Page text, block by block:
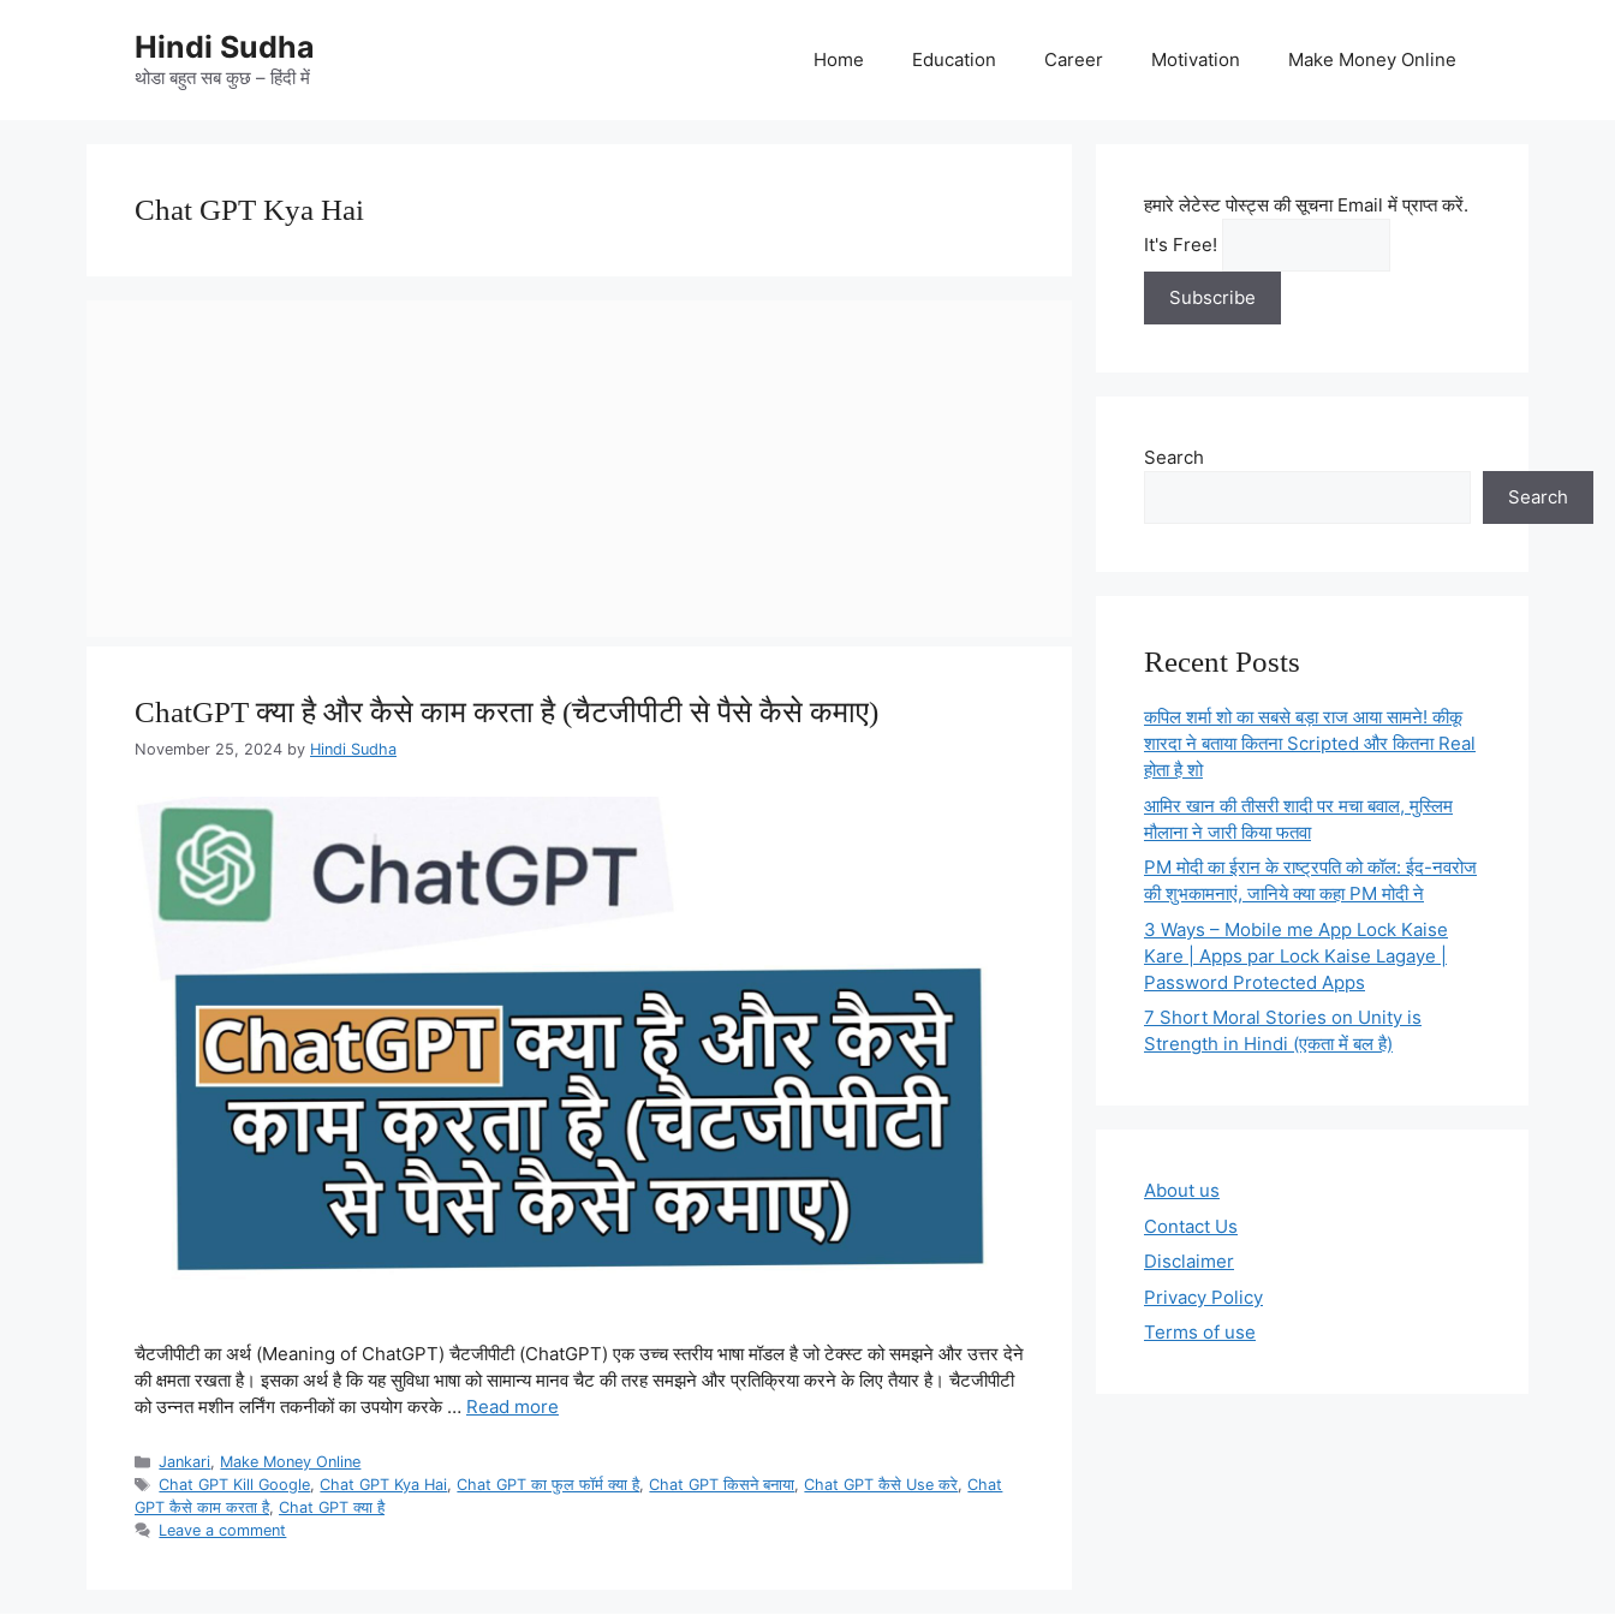
Hindi Sudha
थोडा बहुत सब कुछ – हिंदी में
Home Education Career Motivation Make Money Online
Chat GPT Kya Hai
ChatGPT क्या है और कैसे काम करता है (चैटजीपीटी से पैसे कैसे कमाए)
November 25, 2024 by Hindi Sudha
चैटजीपीटी का अर्थ (Meaning of ChatGPT) चैटजीपीटी (ChatGPT) एक उच्च स्तरीय भाषा मॉडल है जो टेक्स्ट को समझने और उत्तर देने
की क्षमता रखता है। इसका अर्थ है कि यह सुविधा भाषा को सामान्य मानव चैट की तरह समझने और प्रतिक्रिया करने के लिए तैयार है। चैटजीपीटी
को उन्नत मशीन लर्निंग तकनीकों का उपयोग करके … Read more
Categories
Jankari, Make Money Online
Tags
Chat GPT Kill Google,Chat GPT Kya Hai,Chat GPT का फुल फॉर्म क्या है,Chat GPT किसने बनाया,Chat GPT कैसे Use करे,Chat
GPT कैसे काम करता है, Chat GPT क्या है
Leave a comment
हमारे लेटेस्ट पोस्ट्स की सूचना Email में प्राप्त करें.
It's Free!
Search
Search
Recent Posts
कपिल शर्मा शो का सबसे बड़ा राज आया सामने! कीकू
शारदा ने बताया कितना Scripted और कितना Real
होता है शो
आमिर खान की तीसरी शादी पर मचा बवाल, मुस्लिम
मौलाना ने जारी किया फतवा
PM मोदी का ईरान के राष्ट्रपति को कॉल: ईद-नवरोज
की शुभकामनाएं, जानिये क्या कहा PM मोदी ने
3 Ways – Mobile me App Lock Kaise
Kare | Apps par Lock Kaise Lagaye |
Password Protected Apps
7 Short Moral Stories on Unity is
Strength in Hindi (एकता में बल है)
About us
Contact Us
Disclaimer
Privacy Policy
Terms of use